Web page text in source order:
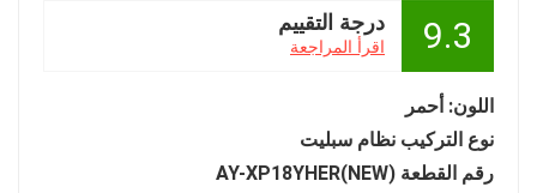
9.3 درجة التقييم
اقرأ المراجعة
اللون: أحمر
نوع التركيب ‎نظام سبليت
رقم القطعة ‎AY-XP18YHER(NEW)